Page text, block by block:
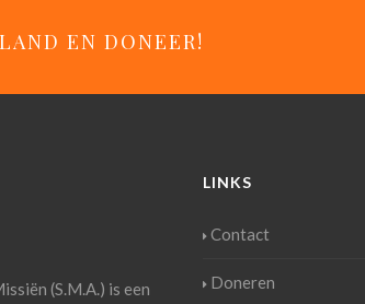
EN DONEER!
(S.M.A.) is een
LINKS
Contact
Doneren